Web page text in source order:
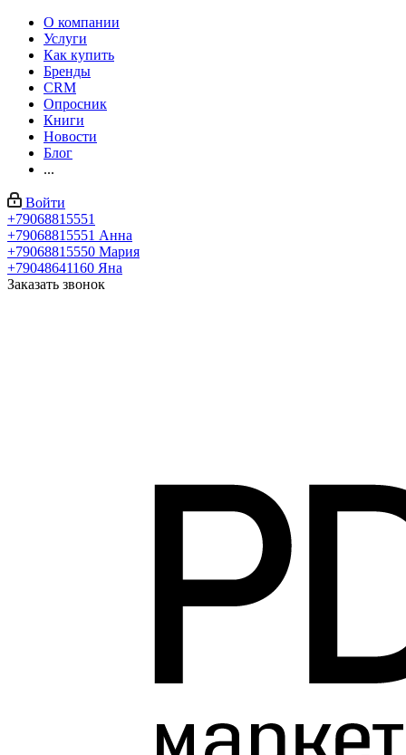
О компании
Услуги
Как купить
Бренды
CRM
Опросник
Книги
Новости
Блог
...
Войти
+79068815551
+79068815551 Анна
+79068815550 Мария
+79048641160 Яна
Заказать звонок